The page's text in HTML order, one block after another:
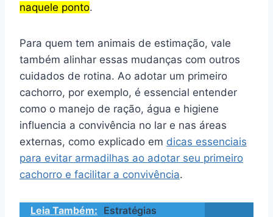
naquele ponto.
Para quem tem animais de estimação, vale
também alinhar essas mudanças com outros
cuidados de rotina. Ao adotar um primeiro
cachorro, por exemplo, é essencial entender
como o manejo de ração, água e higiene
influencia a convivência no lar e nas áreas
externas, como explicado em dicas essenciais
para evitar armadilhas ao adotar seu primeiro
cachorro e facilitar a convivência.
Leia Também: Estratégias